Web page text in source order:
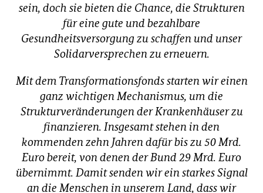
M
sein, doch sie bieten die Chance, die Strukturen
für eine gute und bezahlbare
Gesundheitsversorgung zu schaffen und unser
Solidarversprechen zu erneuern.
Mit dem Transformationsfonds starten wir einen
ganz wichtigen Mechanismus, um die
Strukturveränderungen der Krankenhäuser zu
finanzieren. Insgesamt stehen in den
kommenden zehn Jahren dafür bis zu 50 Mrd.
Euro bereit, von denen der Bund 29 Mrd. Euro
übernimmt. Damit senden wir ein starkes Signal
an die Menschen in unserem Land, dass wir